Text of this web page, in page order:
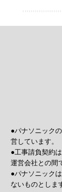
●パナソニック
営しています。
●工事請負契約
運営会社との間
●パナソニック
ないものとしま